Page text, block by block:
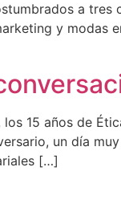
a
y modas
15 años de
un día
[…]